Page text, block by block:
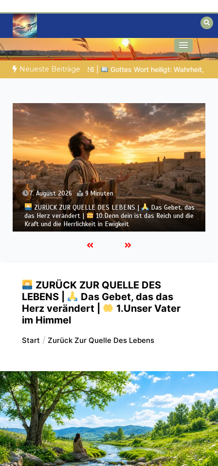
Inhalt
springen
Geheimnisse der Bibel
Biblische Einsichten für Menschen auf
der Suche
Neueste Beiträge
heiligt: Wahrheit, die den Charakter formt NOCH WACH? |
31. Juli 2026 9 Minuten
ZURÜCK ZUR QUELLE DES LEBENS |
Das Gebet, das
das Herz verändert |
9.Erlöse uns von dem Bösen
ZURÜCK ZUR QUELLE DES
LEBENS |
Das Gebet, das das
Herz verändert |
1.Unser Vater
im Himmel
Start Zurück Zur Quelle Des Lebens